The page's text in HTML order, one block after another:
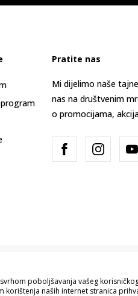
Pratite nas
Mi dijelimo naše
nas na društvenim
o promocijama,
poboljšavanja vašeg
korištenja naših internet stranica